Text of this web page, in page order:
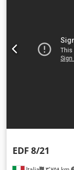
EDF 8/21